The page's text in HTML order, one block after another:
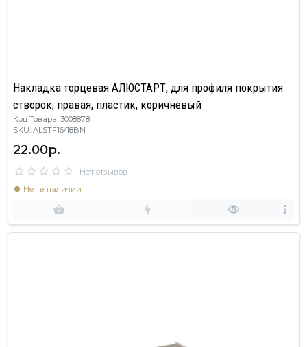
Накладка торцевая АЛЮСТАРТ, для профиля покрытия
створок, правая, пластик, коричневый
Код Товара: 3008878
SKU: ALSTF16/18BN
22.00р.
Нет отзывов
Нет в наличии